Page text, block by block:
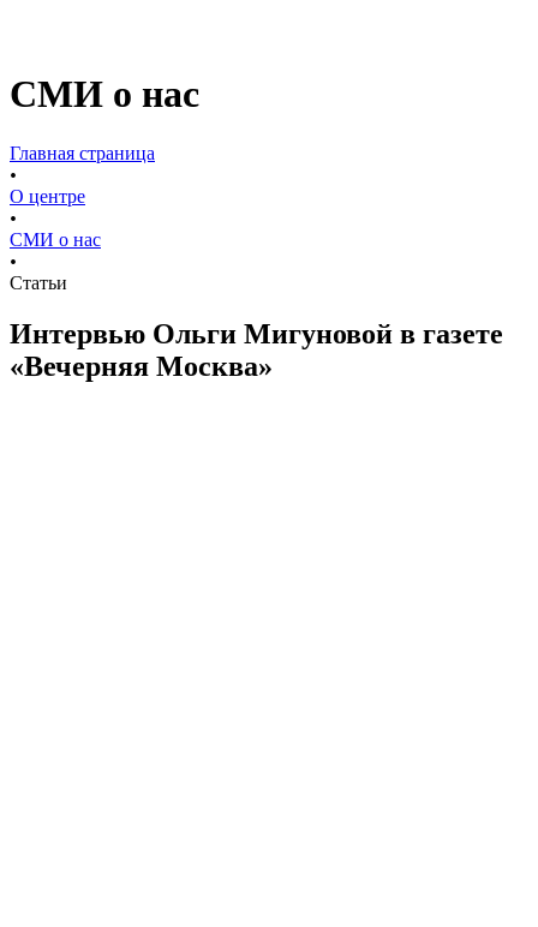
СМИ о нас
Главная страница
•
О центре
•
СМИ о нас
•
Статьи
Интервью Ольги Мигуновой в газете
«Вечерняя Москва»